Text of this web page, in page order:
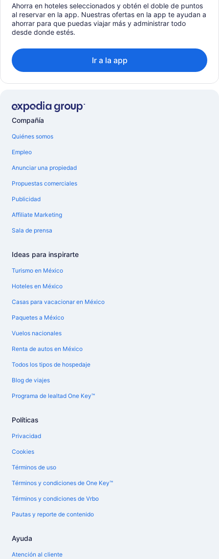
Ahorra en hoteles seleccionados y obtén el doble de puntos
al reservar en la app. Nuestras ofertas en la app te ayudan a
ahorrar para que puedas viajar más y administrar todo
desde donde estés.
Ir a la app
Compañía
Quiénes somos
Empleo
Anunciar una propiedad
Propuestas comerciales
Publicidad
Affiliate Marketing
Sala de prensa
Ideas para inspirarte
Turismo en México
Hoteles en México
Casas para vacacionar en México
Paquetes a México
Vuelos nacionales
Renta de autos en México
Todos los tipos de hospedaje
Blog de viajes
Programa de lealtad One Key™
Políticas
Privacidad
Cookies
Términos de uso
Términos y condiciones de One Key™
Términos y condiciones de Vrbo
Pautas y reporte de contenido
Ayuda
Atención al cliente